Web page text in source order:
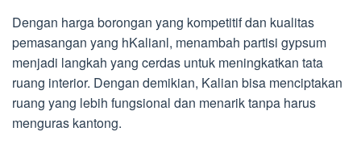
Dengan harga borongan yang kompetitif dan kualitas
pemasangan yang hKalianl, menambah partisi gypsum
menjadi langkah yang cerdas untuk meningkatkan tata
ruang interior. Dengan demikian, Kalian bisa menciptakan
ruang yang lebih fungsional dan menarik tanpa harus
menguras kantong.